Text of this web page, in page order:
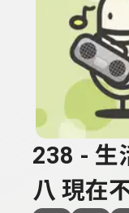
238 - 生
八 現在